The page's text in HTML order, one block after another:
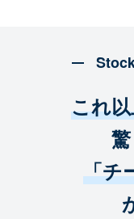
これ
「チ